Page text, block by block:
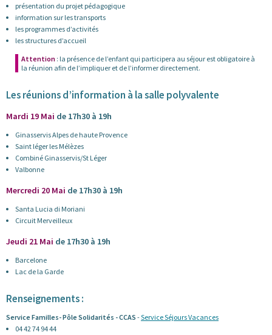
présentation du projet pédagogique
information sur les transports
les programmes d’activités
les structures d’accueil
Attention : la présence de l’enfant qui participera au séjour est obligatoire à
la réunion afin de l’impliquer et de l’informer directement.
Les réunions d’information à la salle polyvalente
Mardi 19 Mai de 17h30 à 19h
Ginasservis Alpes de haute Provence
Saint léger les Mélèzes
Combiné Ginasservis/St Léger
Valbonne
Mercredi 20 Mai de 17h30 à 19h
Santa Lucia di Moriani
Circuit Merveilleux
Jeudi 21 Mai de 17h30 à 19h
Barcelone
Lac de la Garde
Renseignements :
Service Familles- Pôle Solidarités - CCAS -Service Séjours Vacances
04 42 74 94 44